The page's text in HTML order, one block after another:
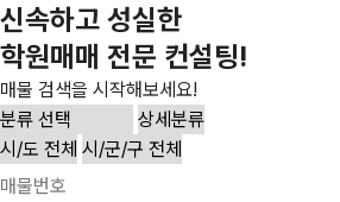
신속하고 성실한
학원매매 전문 컨설팅!
매물 검색을 시작해보세요!